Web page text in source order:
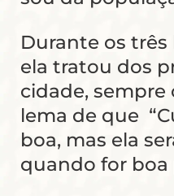
Durante os
ela tratou dos
cidade, sempre
lema de que
boa, mas ela
quando for boa